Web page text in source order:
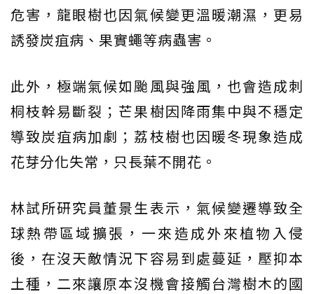
危害，龍眼樹也因氣候變更溫暖潮濕，更易
誘發炭疽病、果實蠅等病蟲害。
此外，極端氣候如颱風與強風，也會造成刺
桐枝幹易斷裂；芒果樹因降雨集中與不穩定
導致炭疽病加劇；荔枝樹也因暖冬現象造成
花芽分化失常，只長葉不開花。
林試所研究員董景生表示，氣候變遷導致全
球熱帶區域擴張，一來造成外來植物入侵
後，在沒天敵情況下容易到處蔓延，壓抑本
土種，二來讓原本沒機會接觸台灣樹木的國